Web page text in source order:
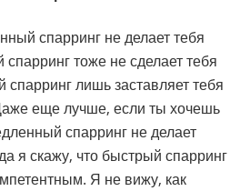
спарринг не делает тебя
тоже не сделает тебя
лишь заставляет тебя
еще лучше, если ты хочешь
спарринг не делает
я скажу, что быстрый спарринг
Я не вижу, как